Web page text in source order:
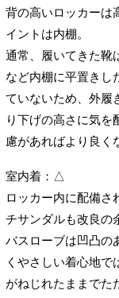
背の高いロッカーは
イントは内棚。
通常、履いてきた靴
など内棚に平置きし
ていないため、外履
り下げの高さに気
慮があればより良く
室内着：△
ロッカー内に配備さ
チサンダルも改良の
バスローブは凹凸の
くやさしい着心地
がねじれたままでた